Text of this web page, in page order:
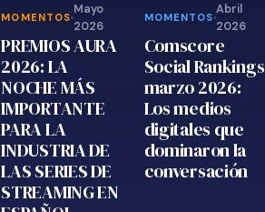
MOMENTOS
MOMENTOS
Mayo
2026
PREMIOS AURA
2026: LA
NOCHE MÁS
IMPORTANTE
PARA LA
INDUSTRIA DE
LAS SERIES DE
STREAMING EN
MOMENTOS
MOMENTOS
Abril
2026
Comscore
Social Rankings
marzo 2026:
Los medios
digitales que
dominaron la
conversación